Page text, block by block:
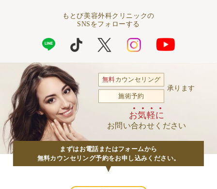
もとび美容外科クリニックの
SNSをフォローする
無料カウンセリング
施術予約
承ります
お気軽に
お問い合わせください
まずはお電話またはフォームから
無料カウンセリング予約をお申し込みください。